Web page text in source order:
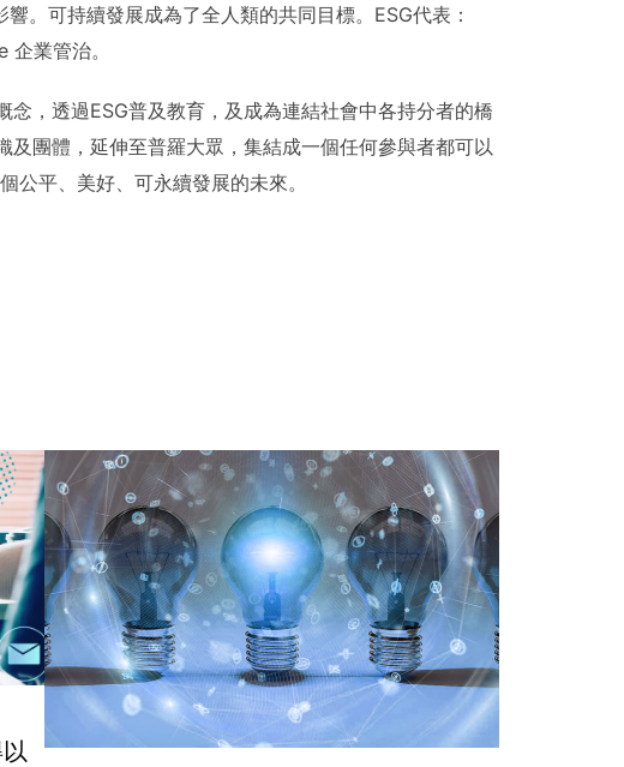
。可持續發展成為了全人類的共同目標。ESG代表：
業管治。
，透過ESG普及教育，及成為連結社會中各持分者的橋
團體，延伸至普羅大眾，集結成一個任何參與者都可以
公平、美好、可永續發展的未來。